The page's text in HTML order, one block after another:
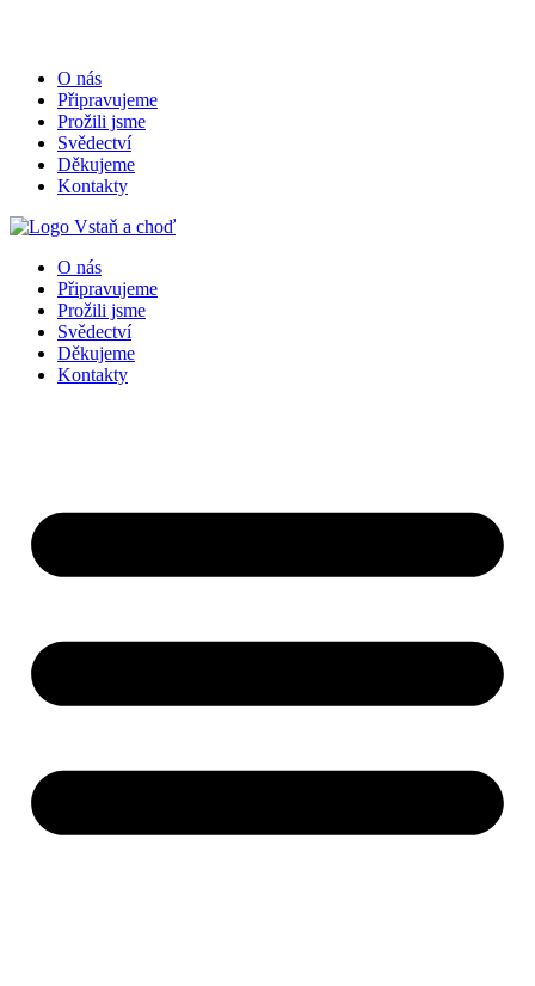
O nás
Připravujeme
Prožili jsme
Svědectví
Děkujeme
Kontakty
O nás
Připravujeme
Prožili jsme
Svědectví
Děkujeme
Kontakty